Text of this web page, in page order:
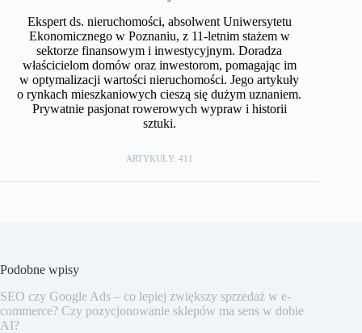
Ekspert ds. nieruchomości, absolwent Uniwersytetu
Ekonomicznego w Poznaniu, z 11-letnim stażem w
sektorze finansowym i inwestycyjnym. Doradza
właścicielom domów oraz inwestorom, pomagając im
w optymalizacji wartości nieruchomości. Jego artykuły
o rynkach mieszkaniowych cieszą się dużym uznaniem.
Prywatnie pasjonat rowerowych wypraw i historii
sztuki.
ARTYKUŁY: 411
Podobne wpisy
SEO czy Google Ads – co lepiej zwiększy sprzedaż w e-
commerce? Czy pozycjonowanie sklepów ma sens w dobie
AI?